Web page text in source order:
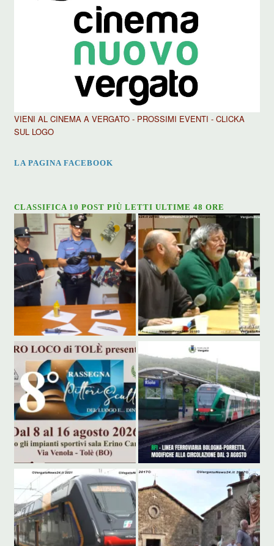
VIENI AL CINEMA A VERGATO - PROSSIMI EVENTI - CLICKA
SUL LOGO
LA PAGINA FACEBOOK
CLASSIFICA 10 POST PIÙ LETTI ULTIME 48 ORE